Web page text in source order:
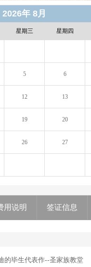
2026年 8月
星期三 星期四
5 6
12 13
19 20
26 27
用说明 签证信息
的毕生代表作--圣家族教堂